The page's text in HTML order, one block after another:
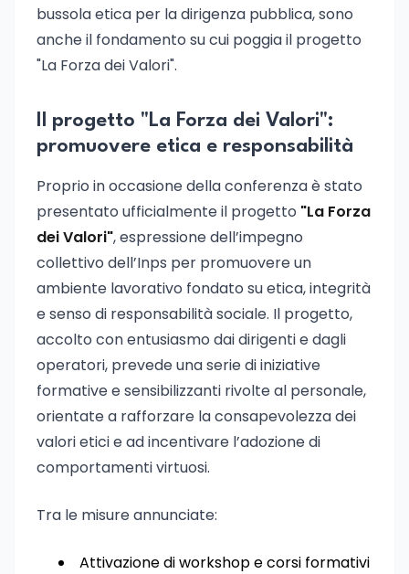
bussola etica per la dirigenza pubblica, sono
anche il fondamento su cui poggia il progetto
"La Forza dei Valori".
Il progetto "La Forza dei Valori":
promuovere etica e responsabilità
Proprio in occasione della conferenza è stato
presentato ufficialmente il progetto "La Forza
dei Valori", espressione dell’impegno
collettivo dell’Inps per promuovere un
ambiente lavorativo fondato su etica, integrità
e senso di responsabilità sociale. Il progetto,
accolto con entusiasmo dai dirigenti e dagli
operatori, prevede una serie di iniziative
formative e sensibilizzanti rivolte al personale,
orientate a rafforzare la consapevolezza dei
valori etici e ad incentivare l’adozione di
comportamenti virtuosi.
Tra le misure annunciate:
Attivazione di workshop e corsi formativi